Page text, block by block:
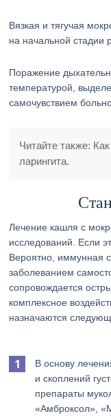
Вязкая и тягучая
на начальной стадии
Поражение
температурой,
самочувствием
Читайте также:
ларингита.
Лечение кашля с
исследований. Если
Вероятно, иммунная
заболеванием
сопровождается
комплексное
назначаются
В основу
и скоплений
препараты
«Амброксол»,